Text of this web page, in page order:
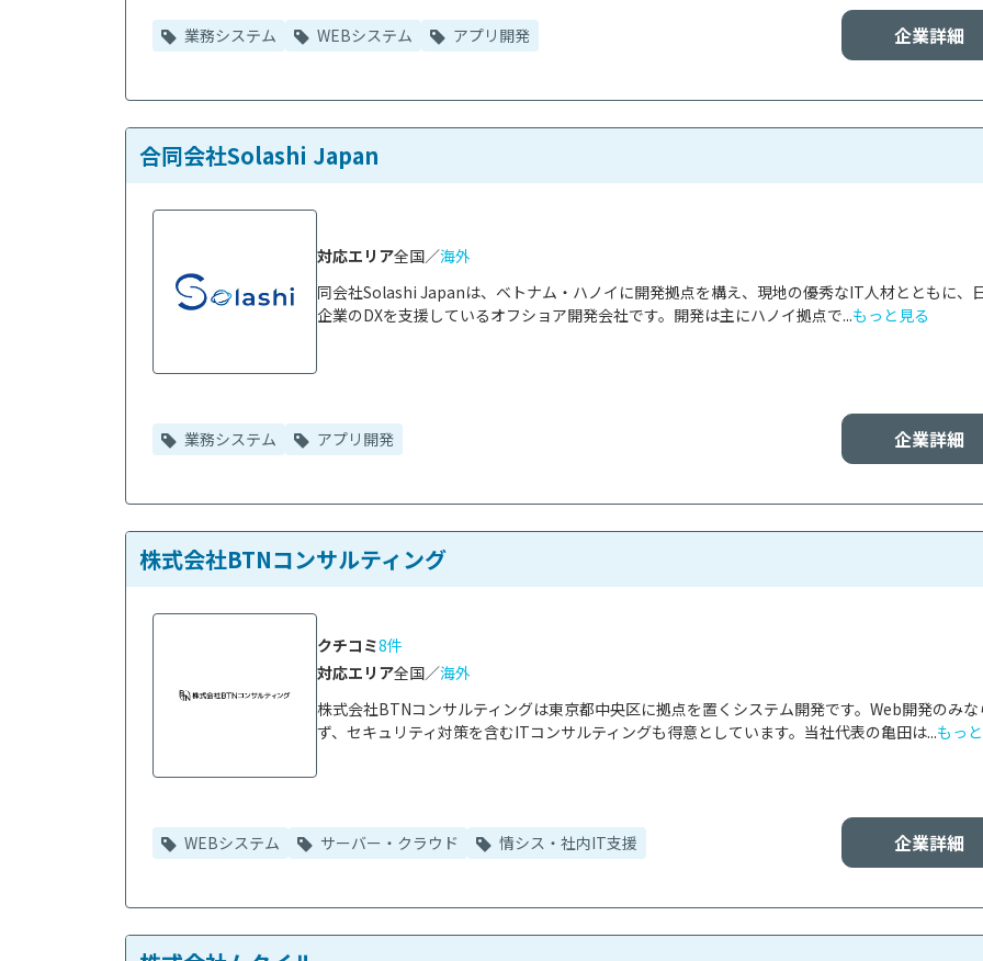
企業詳細
業務システム WEBシステム アプリ開発
合同会社Solashi Japan
同会社Solashi Japanは、ベトナム・ハノイに開発拠点を構え、現地の優秀なIT人材とともに、
企業のDXを支援しているオフショア開発会社です。開発は主にハノイ拠点で...もっと見る
対応エリア全国／海外
企業詳細
業務システム アプリ開発
株式会社BTNコンサルティング
株式会社BTNコンサルティングは東京都中央区に拠点を置くシステム開発です。Web開発のみな
ず、セキュリティ対策を含むITコンサルティングも得意としています。当社代表の亀田は...もっ
クチコミ8件
対応エリア全国／海外
企業詳細
WEBシステム サーバー・クラウド 情シス・社内IT支援